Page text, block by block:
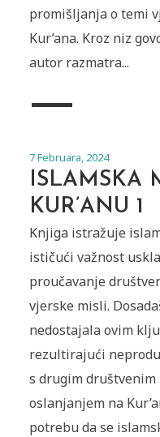
promišljanja o temi
Kur’ana. Kroz niz
autor razmatra...
7 Februara, 2024
ISLAMSKA
KUR’ANU 1
Knjiga istražuje
ističući važnost
proučavanje
vjerske misli.
nedostajala ovim
rezultirajući
s drugim
oslanjanjem na
potrebu da se